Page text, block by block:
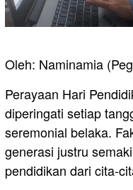
Oleh: Naminamia
Perayaan Hari
diperingati setiap
seremonial belaka.
generasi justru
pendidikan dari cita-